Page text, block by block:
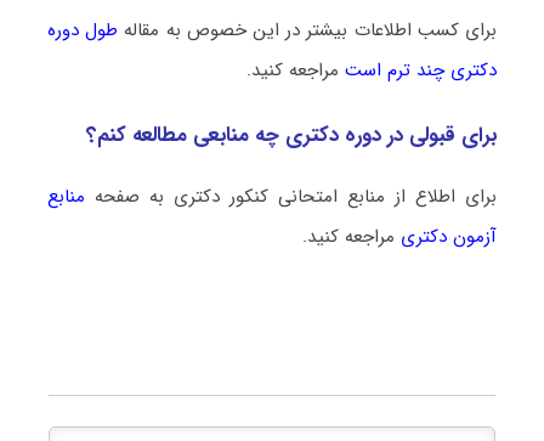
برای کسب اطلاعات بیشتر در این خصوص به مقاله طول دوره
دکتری چند ترم استمراجعه کنید.
برای قبولی در دوره دکتری چه منابعی مطالعه کنم؟
برای اطلاع از منابع امتحانی کنکور دکتری به صفحه منابع
آزمون دکتری مراجعه کنید.